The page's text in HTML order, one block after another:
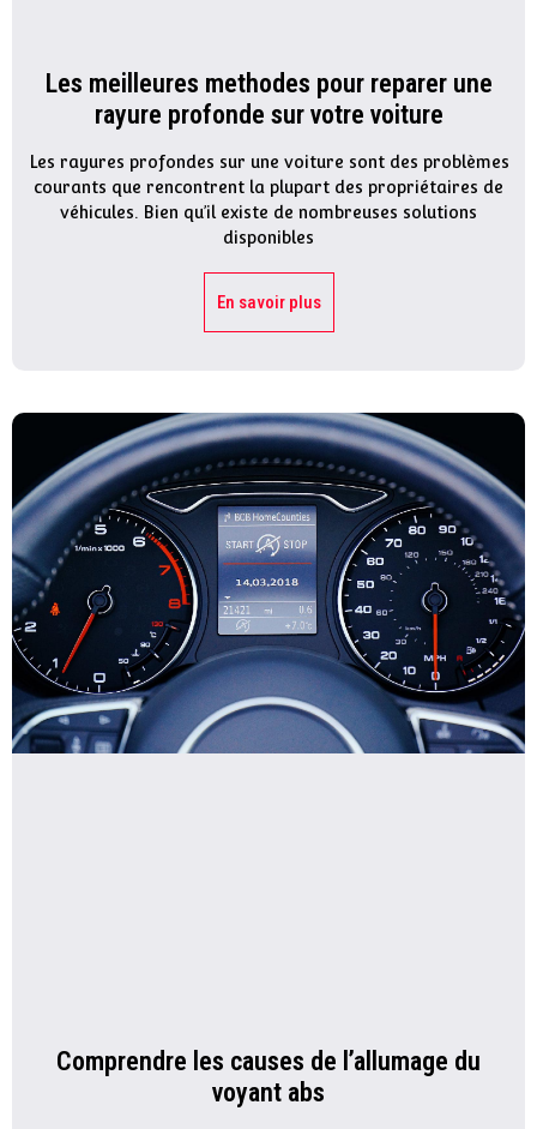
Les meilleures methodes pour reparer une
rayure profonde sur votre voiture
Les rayures profondes sur une voiture sont des problèmes
courants que rencontrent la plupart des propriétaires de
véhicules. Bien qu’il existe de nombreuses solutions
disponibles
En savoir plus
Comprendre les causes de l’allumage du
voyant abs